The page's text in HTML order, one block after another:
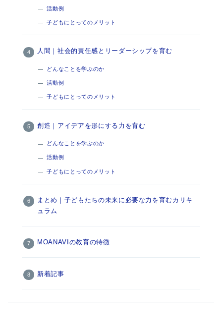
活動例
子どもにとってのメリット
人間｜社会的責任感とリーダーシップを育む
どんなことを学ぶのか
活動例
子どもにとってのメリット
創造｜アイデアを形にする力を育む
どんなことを学ぶのか
活動例
子どもにとってのメリット
まとめ｜子どもたちの未来に必要な力を育むカリキ
ュラム
MOANAVIの教育の特徴
新着記事